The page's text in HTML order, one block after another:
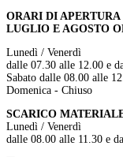
ORARI DI APERTURA
LUGLIO E AGOSTO
Lunedì / Venerdì
dalle 07.30 alle 12.00 e
Sabato dalle 08.00 alle
Domenica - Chiuso
SCARICO
Lunedì / Venerdì
dalle 08.00 alle 11.30 e